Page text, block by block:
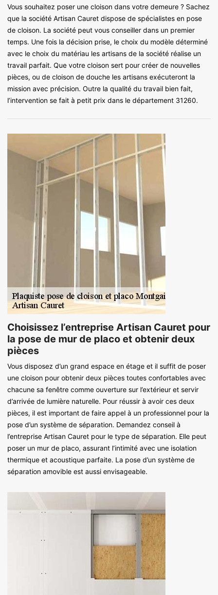
Vous souhaitez poser une cloison dans votre demeure ? Sachez
que la société Artisan Cauret dispose de spécialistes en pose
de cloison. La société peut vous conseiller dans un premier
temps. Une fois la décision prise, le choix du modèle déterminé
avec le choix du matériau les artisans de la société réalise un
travail parfait. Que votre cloison sert pour créer de nouvelles
pièces, ou de cloison de douche les artisans exécuteront la
mission avec précision. Outre la qualité du travail bien fait,
l’intervention se fait à petit prix dans le département 31260.
Choisissez l’entreprise Artisan Cauret pour
la pose de mur de placo et obtenir deux
pièces
Vous disposez d’un grand espace en étage et il suffit de poser
une cloison pour obtenir deux pièces toutes confortables avec
chacune sa fenêtre comme ouverture sur l’extérieur et servir
d’arrivée de lumière naturelle. Pour réussir à avoir ces deux
pièces, il est important de faire appel à un professionnel pour la
pose d’un système de séparation. Demandez conseil à
l’entreprise Artisan Cauret pour le type de séparation. Elle peut
poser un mur de placo, assurant l’intimité avec une isolation
thermique et acoustique parfaite. La pose d’un système de
séparation amovible est aussi envisageable.